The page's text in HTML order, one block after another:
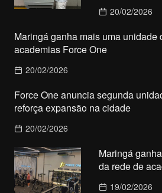
20/02/2026
Maringá ganha mais uma unidade
academias Force One
20/02/2026
Force One anuncia segunda
reforça expansão na cidade
20/02/2026
Maringá
da rede de
19/02/2026